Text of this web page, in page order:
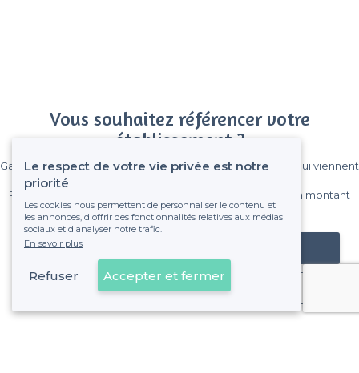
Vous souhaitez référencer votre
établissement ?
Gagnez de nombreux clients parmi le million de visiteurs qui viennent
Pas de commissions et sans engagement, vous payez un montant
fixe sans risque de voir déraper la facture.
Référencer mon établissement
Déjà client
Le respect de votre vie privée est notre
priorité
Les cookies nous permettent de personnaliser le contenu et
les annonces, d'offrir des fonctionnalités relatives aux médias
sociaux et d'analyser notre trafic.
En savoir plus
Refuser Accepter et fermer